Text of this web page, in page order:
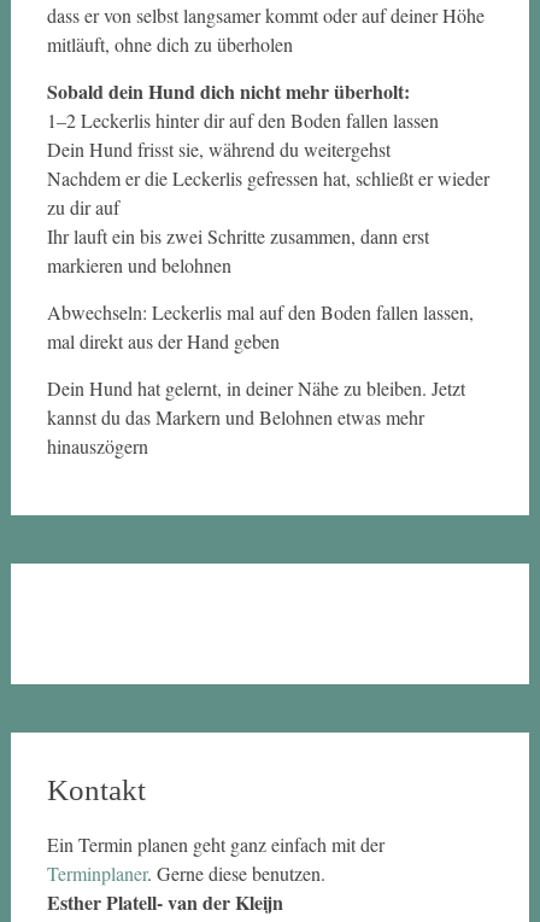
dass er von selbst langsamer kommt oder auf deiner Höhe
mitläuft, ohne dich zu überholen
Sobald dein Hund dich nicht mehr überholt:
1–2 Leckerlis hinter dir auf den Boden fallen lassen
Dein Hund frisst sie, während du weitergehst
Nachdem er die Leckerlis gefressen hat, schließt er wieder
zu dir auf
Ihr lauft ein bis zwei Schritte zusammen, dann erst
markieren und belohnen
Abwechseln: Leckerlis mal auf den Boden fallen lassen,
mal direkt aus der Hand geben
Dein Hund hat gelernt, in deiner Nähe zu bleiben. Jetzt
kannst du das Markern und Belohnen etwas mehr
hinauszögern
Kontakt
Ein Termin planen geht ganz einfach mit der
Terminplaner. Gerne diese benutzen.
Esther Platell- van der Kleijn